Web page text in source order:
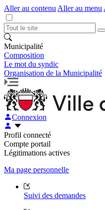
Aller au contenu Aller au menu
Municipalité
Composition
Le mot du syndic
Organisation de la Municipalité
Connexion
Profil connecté
Compte portail
Légitimations actives
Ma page personnelle
Suivi des demandes